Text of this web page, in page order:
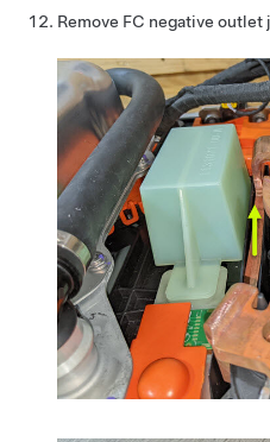
Remove FC negative